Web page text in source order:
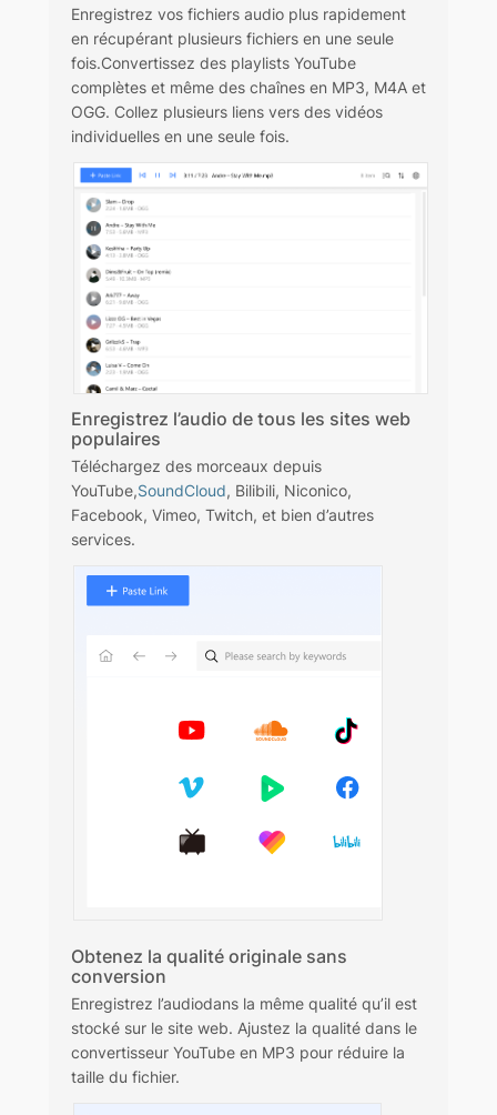
Enregistrez vos fichiers audio plus rapidement
en récupérant plusieurs fichiers en une seule
fois.Convertissez des playlists YouTube
complètes et même des chaînes en MP3, M4A et
OGG. Collez plusieurs liens vers des vidéos
individuelles en une seule fois.
Enregistrez l’audio de tous les sites web
populaires
Téléchargez des morceaux depuis
YouTube,SoundCloud, Bilibili, Niconico,
Facebook, Vimeo, Twitch, et bien d’autres
services.
Obtenez la qualité originale sans
conversion
Enregistrez l’audiodans la même qualité qu’il est
stocké sur le site web. Ajustez la qualité dans le
convertisseur YouTube en MP3 pour réduire la
taille du fichier.